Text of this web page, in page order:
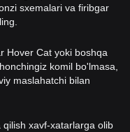
sxemalari va firibgar
Hover Cat yoki boshqa
komil bo'lmasa,
maslahatchi bilan
xavf-xatarlarga olib